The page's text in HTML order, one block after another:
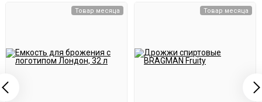
Встряхнуть перед применением;
общего объема в 3 л;
перемешиваем и убираем в темное место на 3-5
Товар месяца Товар месяца